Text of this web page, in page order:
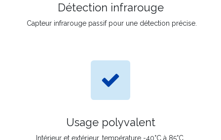
Détection infrarouge
Capteur infrarouge passif pour une détection précise.
Usage polyvalent
Intérieur et extérieur, température -40°C à 85°C.